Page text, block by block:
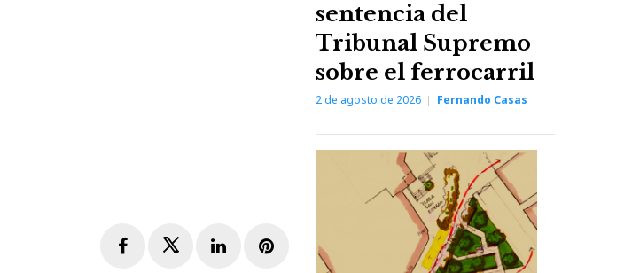
FacebookTwitterLinkedInPinterest
sentencia del
Tribunal Supremo
sobre el ferrocarril
2 de agosto de 2026 Fernando Casas